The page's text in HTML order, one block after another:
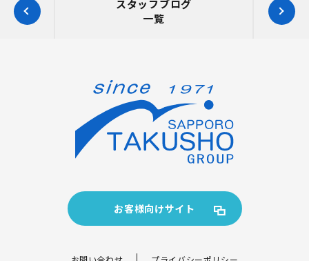
スタッフブログ
一覧
お客様向けサイト